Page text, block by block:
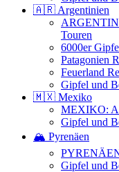
🇦🇷 Argentinien
Touren
6000er
Patagonien
Feuerland
Gipfel und
🇲🇽 Mexiko
MEXIKO:
Gipfel und
🏔️ Pyrenäen
Gipfel und